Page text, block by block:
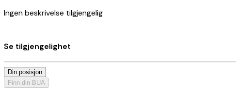
Ingen beskrivelse tilgjengelig
Se tilgjengelighet
Din posisjon
Finn din BUA